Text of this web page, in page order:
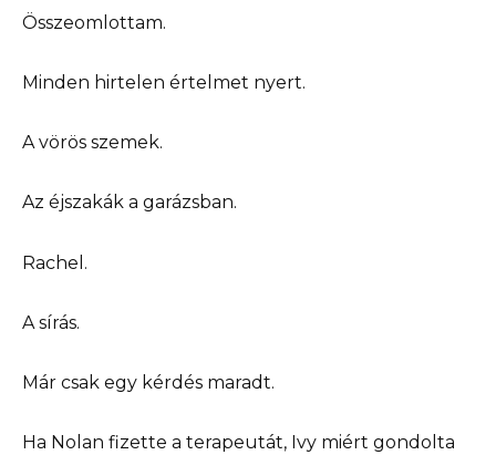
Összeomlottam.
Minden hirtelen értelmet nyert.
A vörös szemek.
Az éjszakák a garázsban.
Rachel.
A sírás.
Már csak egy kérdés maradt.
Ha Nolan fizette a terapeutát, Ivy miért gondolta